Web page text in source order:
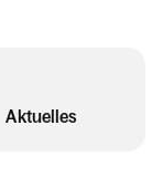
Aktuelles